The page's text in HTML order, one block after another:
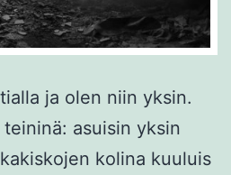
ja olen niin yksin.
asuisin yksin
kolina kuuluis